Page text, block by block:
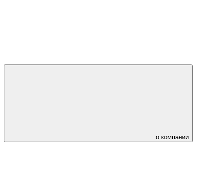
о компании